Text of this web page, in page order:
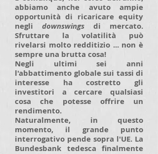
abbiamo anche avuto ampie
opportunità di ricaricare equity
negli downswings di mercato.
Sfruttare la volatilità può
rivelarsi molto redditizio ... non è
sempre una brutta cosa!
Negli ultimi sei anni
l'abbattimento globale sui tassi di
interesse ha costretto gli
investitori a cercare qualsiasi
cosa che potesse offrire un
rendimento.
Naturalmente, in questo
momento, il grande punto
interrogativo pende sopra l'UE. La
Bundesbank tedesca finalmente